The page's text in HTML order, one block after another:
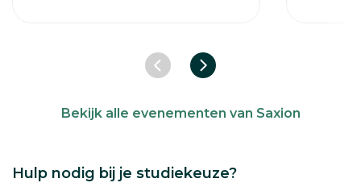
Bekijk alle evenementen van Saxion
Vorige slideVolgende slide
Hulp nodig bij je studiekeuze?